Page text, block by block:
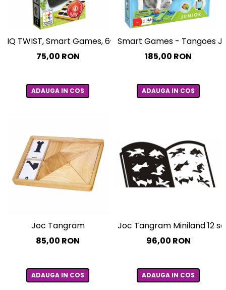
IQ TWIST, Smart Games, 6-7 ani +
75,00 RON
ADAUGA IN COS
Smart Games - Tangoes
185,00 RON
ADAUGA IN COS
Joc Tangram
85,00 RON
ADAUGA IN COS
Joc Tangram Miniland 12
96,00 RON
ADAUGA IN COS